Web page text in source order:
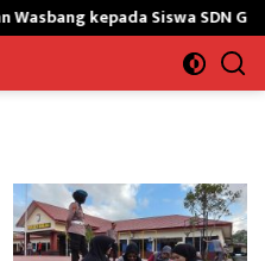
kepada Siswa SDN Gunung